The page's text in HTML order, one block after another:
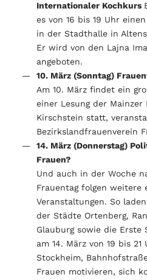
Internationaler Kochkurs
es von 16 bis 19 Uhr
in der Stadthalle in
Er wird von den Lajna
angeboten.
10. März (Sonntag)
Am 10. März findet ein
einer Lesung der
Kirschstein statt,
Bezirkslandfrauenverein
14. März (Donnerstag)
Frauen?
Und auch in der Woche
Frauentag folgen weitere
Veranstaltungen. So
der Städte Ortenberg,
Glauburg sowie die Erste
am 14. März von 19 bis
Stockheim,
Frauen motivieren, sich